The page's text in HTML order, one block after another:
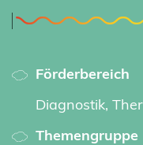
Förderbereich
Diagnostik,
Themengruppe